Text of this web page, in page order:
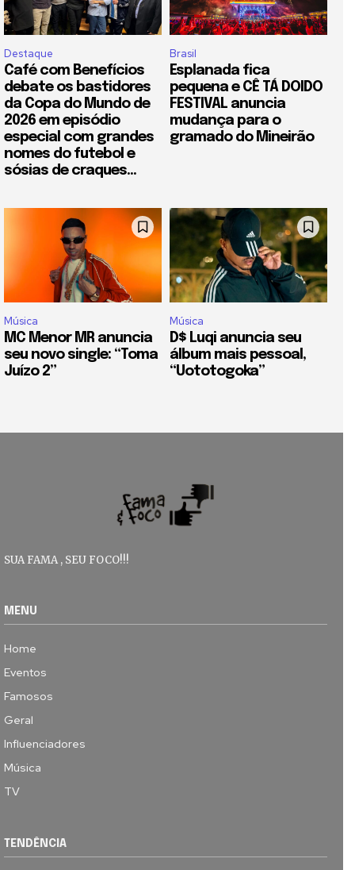
Destaque
Café com Benefícios
debate os bastidores
da Copa do Mundo de
2026 em episódio
especial com grandes
nomes do futebol e
sósias de craques...
Brasil
Esplanada fica
pequena e CÊ TÁ DOIDO
FESTIVAL anuncia
mudança para o
gramado do Mineirão
Música
MC Menor MR anuncia
seu novo single: “Toma
Juízo 2”
Música
D$ Luqi anuncia seu
álbum mais pessoal,
“Uototogoka”
SUA FAMA , SEU FOCO!!!
MENU
Home
Eventos
Famosos
Geral
Influenciadores
Música
TV
TENDÊNCIA